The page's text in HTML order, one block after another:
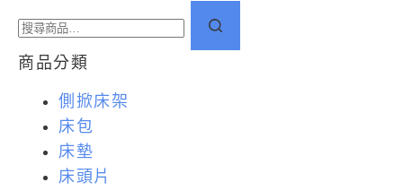
商品分類
側掀床架
床包
床墊
床頭片